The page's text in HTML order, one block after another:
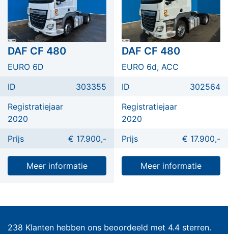
DAF CF 480
EURO 6D
ID
303355
Registratiejaar
2020
Prijs
€ 17.900,-
Meer informatie
DAF CF 480
EURO 6d, ACC
ID
302564
Registratiejaar
2020
Prijs
€ 17.900,-
Meer informatie
238 Klanten hebben ons beoordeeld met 4.4 sterren.